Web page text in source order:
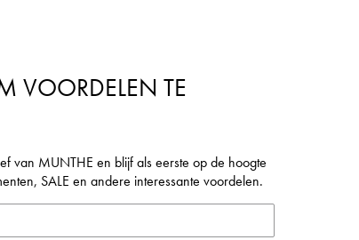
VOORDELEN TE
van MUNTHE en blijf als eerste op de hoogte
SALE en andere interessante voordelen.